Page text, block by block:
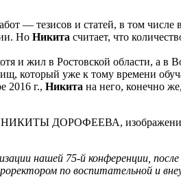
— тезисов и статей, в том
Но Никита считает, что
жил в Ростовской области, а в
который уже к тому времени
2016 г., Никита на него, конечно
нашей 75-й конференции,
по воспитательной и